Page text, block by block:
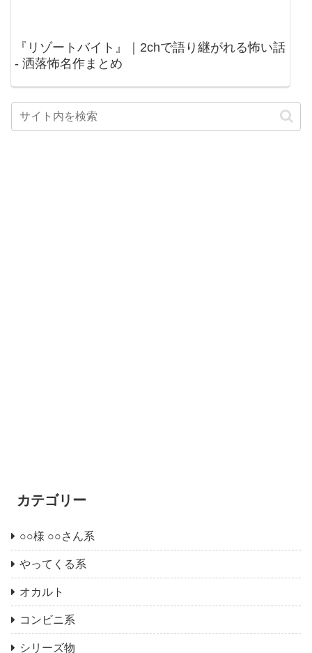
『リゾートバイト』｜2chで語り継がれる怖い話
- 洒落怖名作まとめ
カテゴリー
○○様 ○○さん系
やってくる系
オカルト
コンビニ系
シリーズ物